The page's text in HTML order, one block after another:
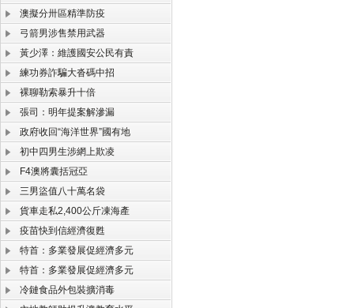
澳擬分卅區精準防疫
弓箭男涉售禁用武器
黃少澤：維護國安公民有責
練功券詐騙大沓碼中招
裸聊勒索暴升十倍
張司：明年提案解滲漏
政府收回“海洋世界”國有地
初中四男生涉網上欺凌
F4澳將囊括冠亞
三男盜值八十萬名袋
貨車走私2,400公斤凍海產
疫苗快到信經濟復甦
特首：多業發展促經濟多元
特首：多業發展促經濟多元
冷鏈食品外包裝擴消毒